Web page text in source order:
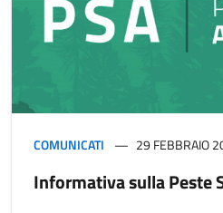
COMUNICATI 29 FEBBRAIO
Informativa sulla Peste